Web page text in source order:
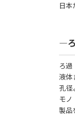
日
―
ろ過
液体
孔径
モノ
製品